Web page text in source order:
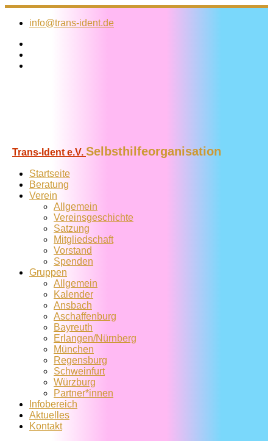
Zum
Inhalt
info@trans-ident.de
Trans-Ident e.V. Selbsthilfeorganisation
Startseite
Beratung
Verein
Allgemein
Vereins­geschichte
Satzung
Mitglied­schaft
Vorstand
Spenden
Gruppen
Allgemein
Kalender
Ansbach
Aschaffenburg
Bayreuth
Erlangen/Nürnberg
München
Regensburg
Schweinfurt
Würzburg
Partner*innen
Infobereich
Aktuelles
Kontakt